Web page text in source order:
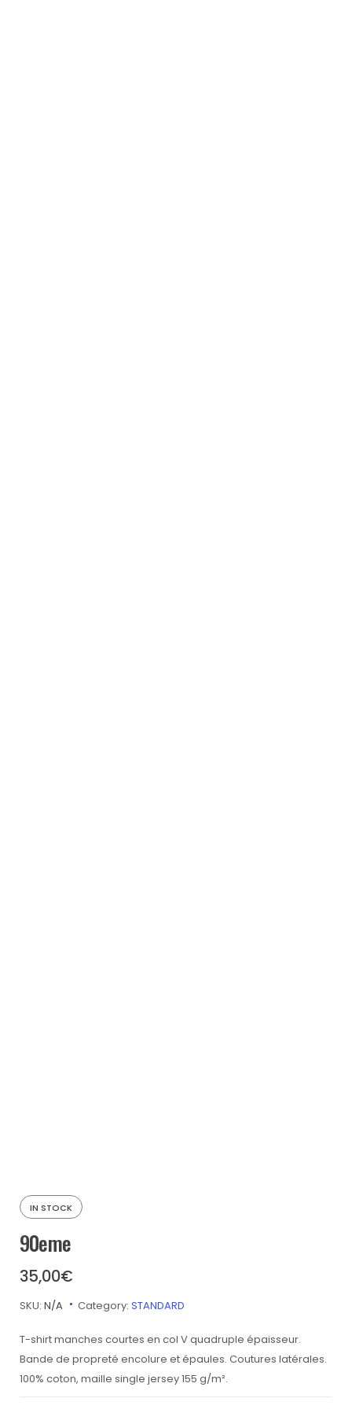
IN STOCK
90eme
35,00€
SKU: N/A Category: STANDARD
T-shirt manches courtes en col V quadruple épaisseur.
Bande de propreté encolure et épaules. Coutures latérales.
100% coton, maille single jersey 155 g/m².